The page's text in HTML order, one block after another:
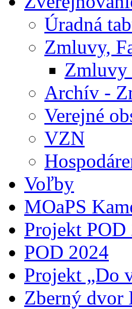
Úradná
Zmluvy,
Zmluvy
Archív -
Verejné
VZN
Voľby
MOaPS
Projekt POD
POD 2024
Projekt „Do
Zberný dvor